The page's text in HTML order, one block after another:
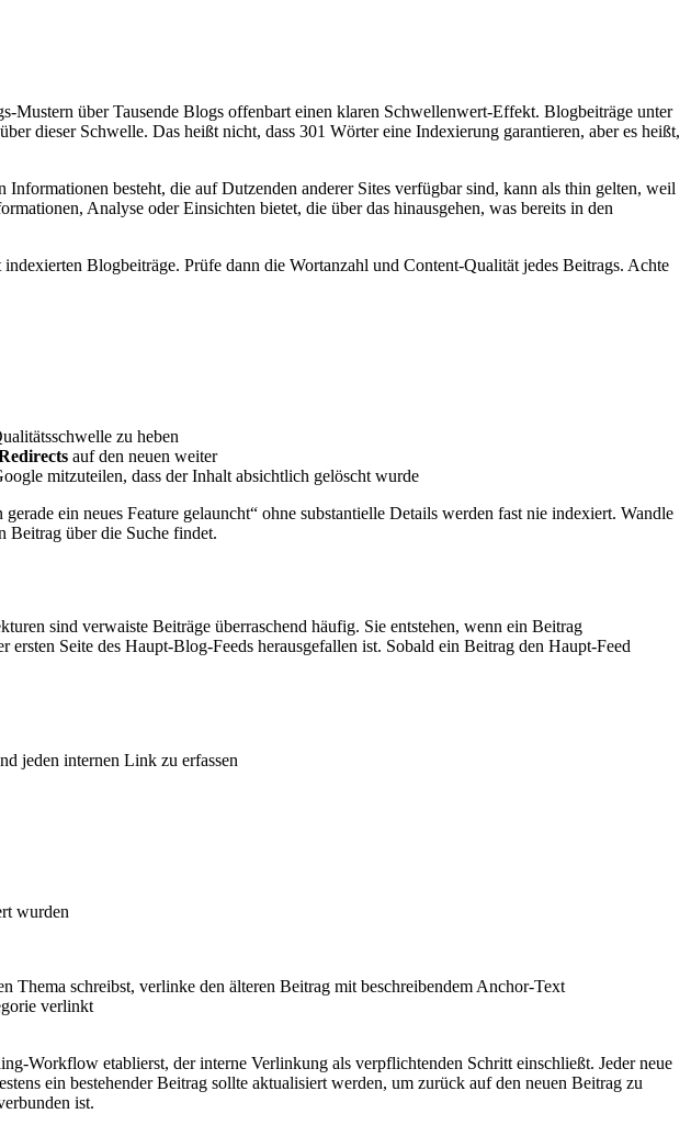
über Tausende Blogs offenbart einen klaren Schwellenwert-Effekt. Blogbeiträge unter
dieser Schwelle. Das heißt nicht, dass 301 Wörter eine Indexierung garantieren, aber es heißt,
besteht, die auf Dutzenden anderer Sites verfügbar sind, kann als thin gelten, weil
Analyse oder Einsichten bietet, die über das hinausgehen, was bereits in den
Blogbeiträge. Prüfe dann die Wortanzahl und Content-Qualität jedes Beitrags. Achte
zu heben
auf den neuen weiter
mitzuteilen, dass der Inhalt absichtlich gelöscht wurde
ein neues Feature gelauncht“ ohne substantielle Details werden fast nie indexiert. Wandle
Beitrag über die Suche findet.
sind verwaiste Beiträge überraschend häufig. Sie entstehen, wenn ein Beitrag
Seite des Haupt-Blog-Feeds herausgefallen ist. Sobald ein Beitrag den Haupt-Feed
jeden internen Link zu erfassen
wurden
Thema schreibst, verlinke den älteren Beitrag mit beschreibendem Anchor-Text
verlinkt
Workflow etablierst, der interne Verlinkung als verpflichtenden Schritt einschließt. Jeder neue
ein bestehender Beitrag sollte aktualisiert werden, um zurück auf den neuen Beitrag zu
ist.